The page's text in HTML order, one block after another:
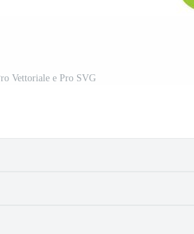
Vettoriale e Pro SVG